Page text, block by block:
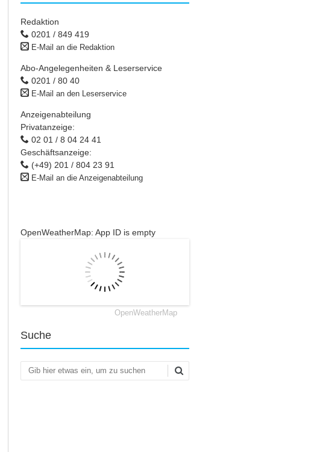
Redaktion
0201 / 849 419
E-Mail an die Redaktion
Abo-Angelegenheiten & Leserservice
0201 / 80 40
E-Mail an den Leserservice
Anzeigenabteilung
Privatanzeige:
02 01 / 8 04 24 41
Geschäftsanzeige:
(+49) 201 / 804 23 91
E-Mail an die Anzeigenabteilung
OpenWeatherMap: App ID is empty
OpenWeatherMap
Suche
Suchen